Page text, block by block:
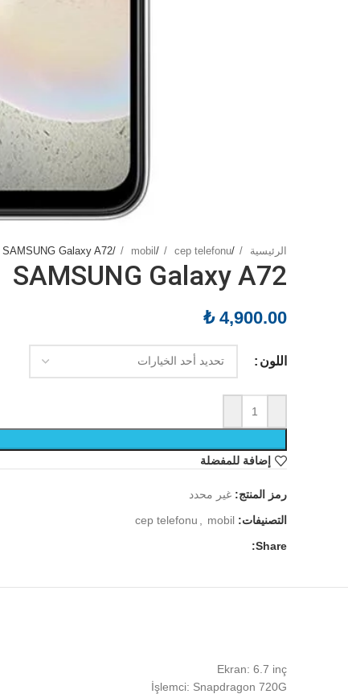
الرئيسية /
cep telefonu
/
mobil
/
SAMSUNG Galaxy A72
SAMSUNG Galaxy A72
₺4,900.00
اللون
إضافة للمفضلة
رمز المنتج: غير محدد
التصنيفات:
cep telefonu
mobil
Share:
Ekran: 6.7 inç
İşlemci: Snapdragon 720G